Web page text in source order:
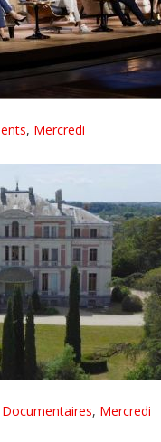
, Mercredi
Documentaires, Mercredi